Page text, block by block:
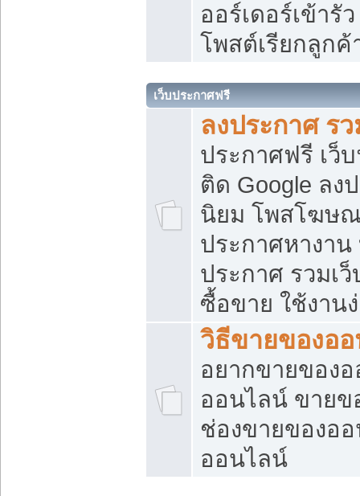
ออร์เดอร์เข้ารั
โพสต์เรียกลูกค้
เว็บประกาศฟรี
ลงประกาศ ร
ประกาศฟรี เว็
ติด Google ลง
นิยม โพสโฆษ
ประกาศหางาน
ประกาศ รวมเ
ซื้อขาย ใช้งาน
วิธีขายของอ
อยากขายของ
ออนไลน์ ขายข
ช่องขายของอ
ออนไลน์